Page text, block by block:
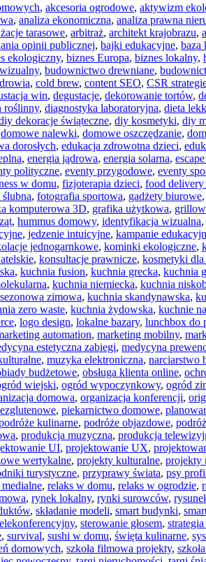
, akcesoria ogrodowe, aktywizm
, analiza ekonomiczna, analiza prawna
tarasowe, arbitraż, architekt krajobrazu,
opinii publicznej, bajki edukacyjne, baza
ekologiczny, biznes Europa, biznes lokalny,
, budownictwo drewniane,
, cold brew, content SEO, CSR
win, degustacje, dekorowanie tortów,
roślinny, diagnostyka laboratoryjna, dieta
dekoracje świąteczne, diy kosmetyki, diy
domowe nalewki, domowe oszczędzanie,
dorosłych, edukacja zdrowotna dzieci,
, energia jądrowa, energia solarna,
polityczne, eventy przygodowe, eventy
w domu, fizjoterapia dzieci, food
, fotografia sportowa, gadżety biurowe,
komputerowa 3D, grafika użytkowa,
, hummus domowy, identyfikacja wizualna,
, jedzenie intuicyjne, kampanie
jednogarnkowe, kominki ekologiczne,
, konsultacje prawnicze, kosmetyki
, kuchnia fusion, kuchnia grecka, kuchnia
, kuchnia niemiecka, kuchnia
zimowa, kuchnia skandynawska,
zero waste, kuchnia żydowska, kuchnie
, logo design, lokalne bazary, lunchbox do
automation, marketing mobilny,
estetyczna zabiegi, medycyna
, muzyka elektroniczna, narciarstwo
budżetowe, obsługa klienta online,
wiejski, ogród wypoczynkowy, ogród
domowa, organizacja konferencji,
, piekarnictwo domowe,
kulinarne, podróże objazdowe,
, produkcja muzyczna, produkcja
UI, projektowanie UX,
wertykalne, projekty kulturalne, projekty
turystyczne, przyprawy świata, psy
, relaks w domu, relaks w ogrodzie,
, rynek lokalny, rynki surowców,
, składanie modeli, smart budynki,
, sterowanie głosem,
, survival, sushi w domu, święta kulinarne,
domowych, szkoła filmowa projekty,